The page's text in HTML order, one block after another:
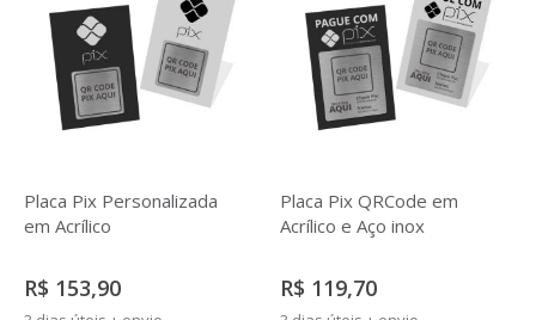
Placa Pix Personalizada
em Acrílico
R$ 153,90
Placa Pix QRCode em
Acrílico e Aço inox
R$ 119,70